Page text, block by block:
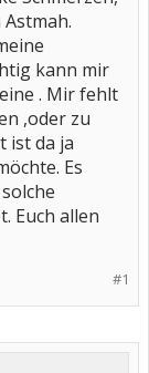
kann mir
. Mir fehlt
,oder zu
ist da ja
Es
Euch allen
#1